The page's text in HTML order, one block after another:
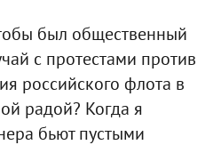
был общественный
с протестами против
российского флота в
радой? Когда я
бьют пустыми